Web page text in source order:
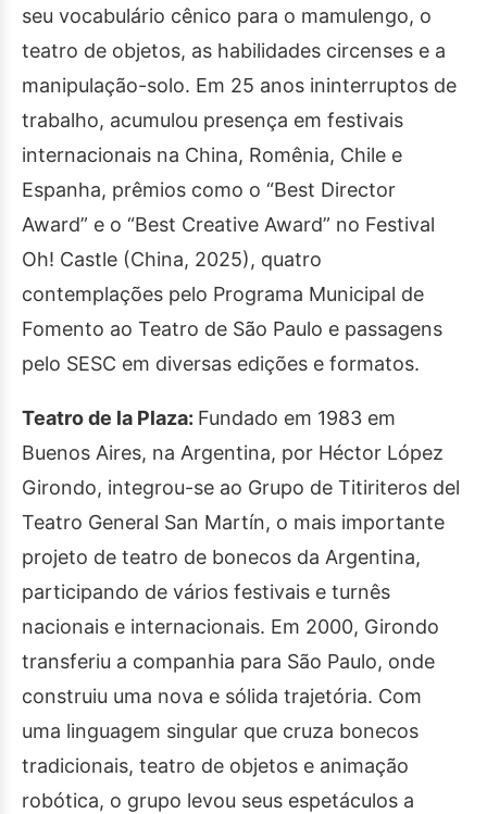
seu vocabulário cênico para o mamulengo, o
teatro de objetos, as habilidades circenses e a
manipulação-solo. Em 25 anos ininterruptos de
trabalho, acumulou presença em festivais
internacionais na China, Romênia, Chile e
Espanha, prêmios como o “Best Director
Award” e o “Best Creative Award” no Festival
Oh! Castle (China, 2025), quatro
contemplações pelo Programa Municipal de
Fomento ao Teatro de São Paulo e passagens
pelo SESC em diversas edições e formatos.
Teatro de la Plaza: Fundado em 1983 em
Buenos Aires, na Argentina, por Héctor López
Girondo, integrou-se ao Grupo de Titiriteros del
Teatro General San Martín, o mais importante
projeto de teatro de bonecos da Argentina,
participando de vários festivais e turnês
nacionais e internacionais. Em 2000, Girondo
transferiu a companhia para São Paulo, onde
construiu uma nova e sólida trajetória. Com
uma linguagem singular que cruza bonecos
tradicionais, teatro de objetos e animação
robótica, o grupo levou seus espetáculos a